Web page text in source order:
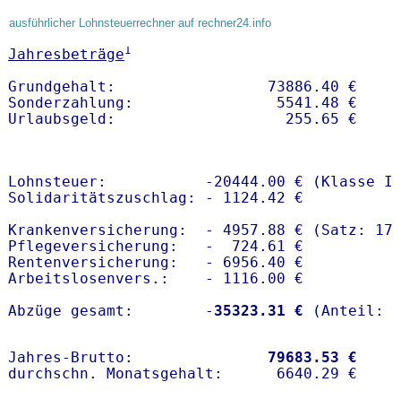
ausführlicher Lohnsteuerrechner auf rechner24.info
Jahresbeträge1
Grundgehalt:                 73886.40 €
Sonderzahlung:                5541.48 €
Lohnsteuer:           -20444.00 € (Klasse I)
Solidaritätszuschlag: - 1124.42 €
Krankenversicherung:  - 4957.88 € (Satz:
Pflegeversicherung:   -  724.61 €
Rentenversicherung:   - 6956.40 €
Arbeitslosenvers.:    - 1116.00 €
Abzüge gesamt:        - 35323.31 €
Jahres-Brutto: 79683.53 €